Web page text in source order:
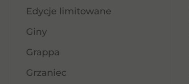
Edycje limitowane
Giny
Grappa
Grzaniec